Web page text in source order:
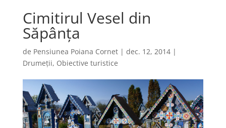
Cimitirul Vesel din
Săpânţa
de Pensiunea Poiana Cornet| dec. 12, 2014|
Drumeţii, Obiective turistice